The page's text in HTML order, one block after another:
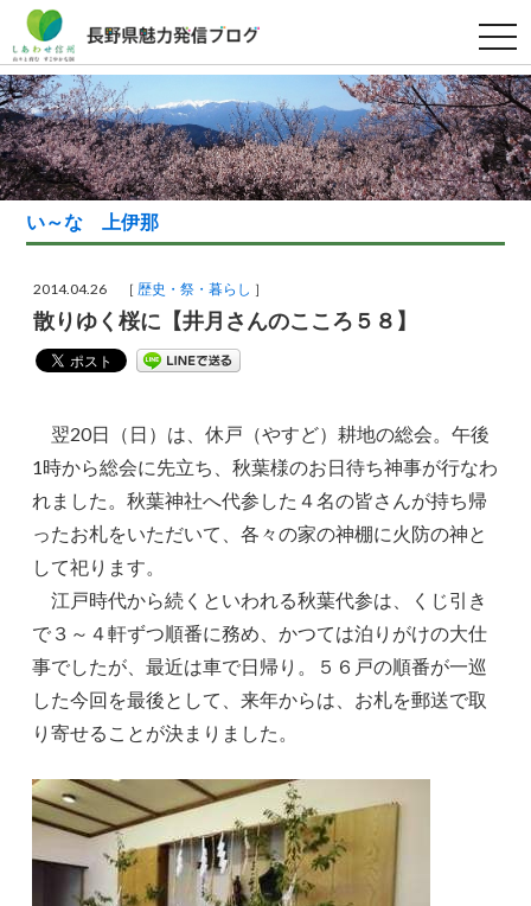
t
o
g
g
l
e
n
a
v
i
t
い～な 上伊那
2014.04.26 ［ 歴史・祭・暮らし ］
散りゆく桜に【井月さんのこころ５８】
翌20日（日）は、休戸（やすど）耕地の総会。午後
1時から総会に先立ち、秋葉様のお日待ち神事が行なわ
れました。秋葉神社へ代参した４名の皆さんが持ち帰
ったお札をいただいて、各々の家の神棚に火防の神と
して祀ります。
江戸時代から続くといわれる秋葉代参は、くじ引き
で３～４軒ずつ順番に務め、かつては泊りがけの大仕
事でしたが、最近は車で日帰り。５６戸の順番が一巡
した今回を最後として、来年からは、お札を郵送で取
り寄せることが決まりました。